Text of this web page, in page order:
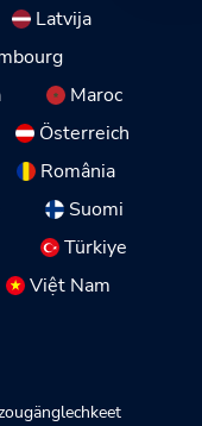
Latvija
Maroc
Österreich
România
Suomi
Türkiye
Việt Nam